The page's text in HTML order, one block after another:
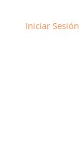
Iniciar Sesión